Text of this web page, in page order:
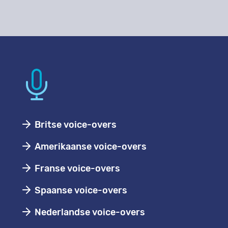
Britse voice-overs
Amerikaanse voice-overs
Franse voice-overs
Spaanse voice-overs
Nederlandse voice-overs